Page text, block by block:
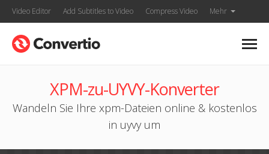
Video Editor Add Subtitles to Video Compress Video Mehr
XPM-zu-UYVY-Konverter
Wandeln Sie Ihre xpm-Dateien online & kostenlos
in uyvy um